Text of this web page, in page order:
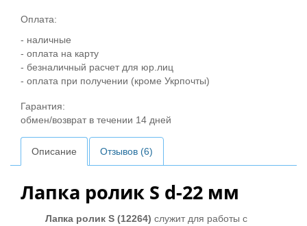
Оплата:
- наличные
- оплата на карту
- безналичный расчет для юр.лиц
- оплата при получении (кроме Укрпочты)
Гарантия:
обмен/возврат в течении 14 дней
Описание Отзывов (6)
Лапка ролик S d-22 мм
Лапка ролик S (12264) служит для работы с